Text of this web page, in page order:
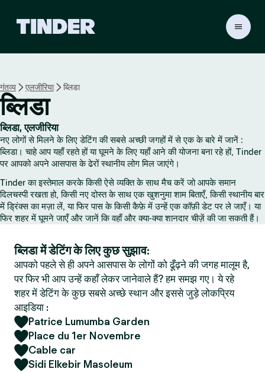
गंतव्य एलजीरिया ब्लिडा
ब्लिडा
ब्लिडा, एलजीरिया
नए लोगों से मिलने के लिए डेटिंग की सबसे अच्छी जगहों में से एक के बारे में जानें :
ब्लिडा। चाहे आप यहाँ रहते हों या घूमने के लिए यहाँ आने की योजना बना रहे हों, Tinder
पर आपको अपने आसपास के ढेरों स्थानीय लोग मिल जाएंगे।
Tinder का इस्तेमाल करके किसी ऐसे व्यक्ति के साथ मैच करें जो आपके समान
दिलचस्पी रखता हो, किसी नए दोस्त के साथ एक खुशनुमा शाम बिताएँ, किसी स्थानीय बार
में ड्रिंक्स का मज़ा लें, या फिर पास के किसी कैफ़े में उन्हें एक कॉफ़ी डेट पर ले जाएँ। या
फिर शहर में घूमने जाएँ और जानें कि वहाँ और क्या-क्या शानदार चीज़ें की जा सकती हैं।
ब्लिडा में डेटिंग के लिए कुछ सुझाव:
आपको पहले से ही अपने आसपास के लोगों को ढूँढ़ने की जगह मालूम है,
पर फिर भी आप उन्हें कहाँ लेकर जानेवाले हैं? हम समझ गए। ये रहे
शहर में डेटिंग के कुछ सबसे अच्छे स्थान और इससे जुड़े लोकप्रिय
आइडिया :
Patrice Lumumba Garden
Place du 1er Novembre
Cable car
Sidi Elkebir Masoleum